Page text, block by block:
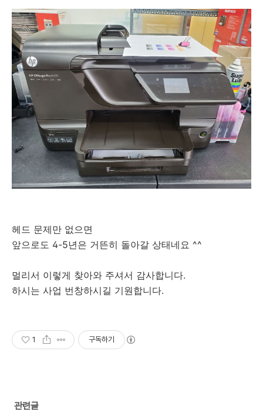
헤드 문제만 없으면
앞으로도 4-5년은 거뜬히 돌아갈 상태네요 ^^
멀리서 이렇게 찾아와 주셔서 감사합니다.
하시는 사업 번창하시길 기원합니다.
1 구독하기
관련글